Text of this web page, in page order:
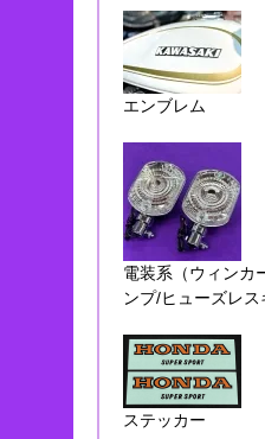
エンブレム
電装系（ウィンカ
ンプ/ヒューズレス
ステッカー